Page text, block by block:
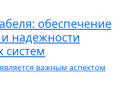
обеспечение
надежности
систем
важным аспектом